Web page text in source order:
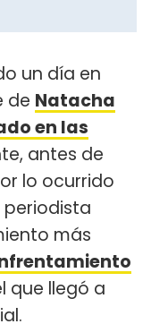
un día en
de Natacha
en las
antes de
lo ocurrido
más
que llegó a